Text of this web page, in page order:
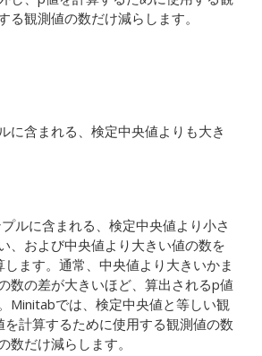
る観測値の数だけ減らします。
に含まれる、検定中央値よりも大き
ルに含まれる、検定中央値より小さ
、および中央値より大きい値の数を
ます。通常、中央値より大きいかま
数の差が大きいほど、算出されるp値
Minitabでは、検定中央値と等しい観
計算するために使用する観測値の数
数だけ減らします。